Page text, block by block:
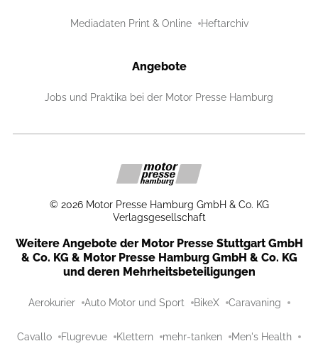
Mediadaten Print & Online Heftarchiv
Angebote
Jobs und Praktika bei der Motor Presse Hamburg
© 2026 Motor Presse Hamburg GmbH & Co. KG
Verlagsgesellschaft
Weitere Angebote der Motor Presse Stuttgart GmbH
& Co. KG & Motor Presse Hamburg GmbH & Co. KG
und deren Mehrheitsbeteiligungen
Aerokurier Auto Motor und Sport BikeX Caravaning
Cavallo Flugrevue Klettern mehr-tanken Men's Health